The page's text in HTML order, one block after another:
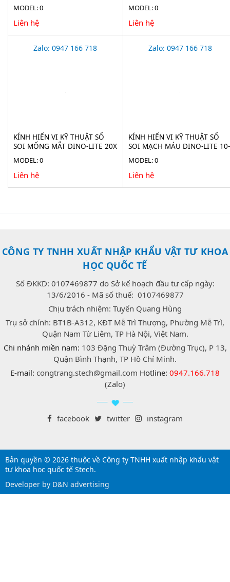
MODEL: 0
Liên hệ
MODEL: 0
Liên hệ
Zalo: 0947 166 718
KÍNH HIỂN VI KỸ THUẬT SỐ
SOI MỐNG MẮT DINO-LITE 20X
MODEL: 0
Liên hệ
Zalo: 0947 166 718
KÍNH HIỂN VI KỸ THUẬT SỐ
SOI MẠCH MÁU DINO-LITE 10-
MODEL: 0
Liên hệ
CÔNG TY TNHH XUẤT NHẬP KHẨU VẬT TƯ KHOA
HỌC QUỐC TẾ
Số ĐKKD: 0107469877 do Sở kế hoạch đầu tư cấp ngày:
13/6/2016 - Mã số thuế: 0107469877
Chịu trách nhiệm: Tuyển Quang Hùng
Trụ sở chính: BT1B-A312, KĐT Mễ Trì Thượng, Phường Mễ Trì,
Quận Nam Từ Liêm, TP Hà Nội, Việt Nam.
Chi nhánh miền nam: 103 Đặng Thuỳ Trâm (Đường Trục), P 13,
Quận Bình Thạnh, TP Hồ Chí Minh.
E-mail: congtrang.stech@gmail.com Hotline: 0947.166.718
(Zalo)
facebook twitter instagram
Bản quyền © 2026 thuộc về Công ty TNHH xuất nhập khẩu vật
tư khoa học quốc tế Stech.
Developer by D&N advertising